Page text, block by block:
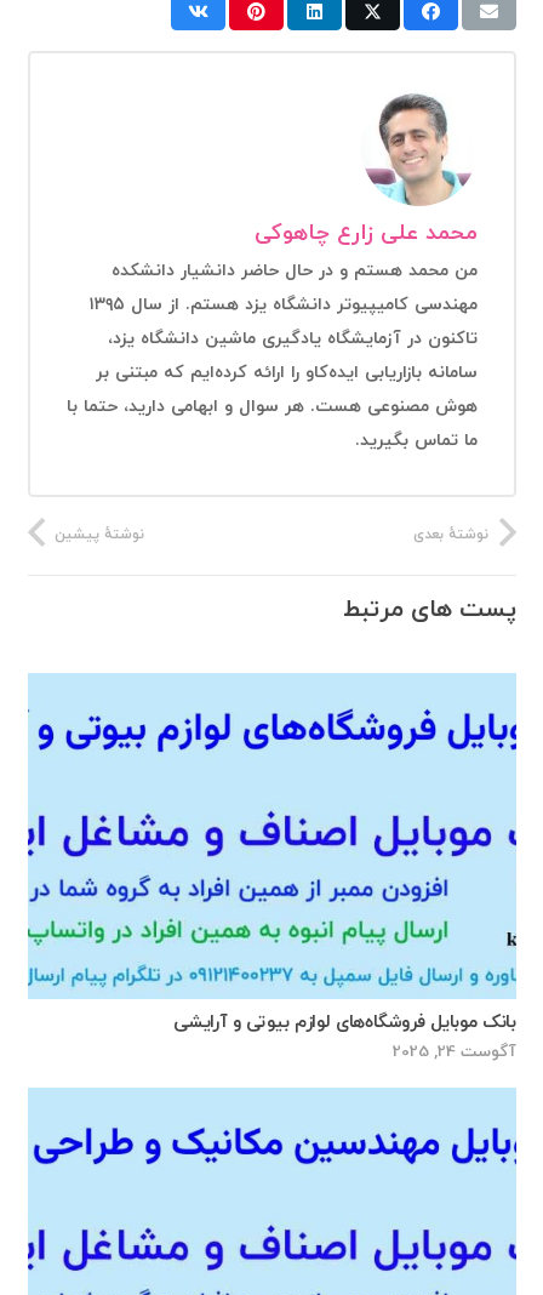
محمد علی زارع چاهوکی
من محمد هستم و در حال حاضر دانشیار دانشکده
مهندسی کامیپیوتر دانشگاه یزد هستم. از سال ۱۳۹۵
تاکنون در آزمایشگاه یادگیری ماشین دانشگاه یزد،
سامانه بازاریابی ایده‌کاو را ارائه کرده‌ایم که مبتنی بر
هوش مصنوعی هست. هر سوال و ابهامی دارید، حتما با
ما تماس بگیرید.
نوشتهٔ پیشین نوشتهٔ بعدی
پست های مرتبط
بانک موبایل فروشگاه‌های لوازم بیوتی و آرایشی
آگوست 24, 2025